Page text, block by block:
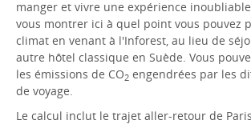
manger et vivre une expérience
vous montrer ici à quel point vous pouvez
climat en venant à l'Inforest, au lieu de
autre hôtel classique en Suède. Vous
les émissions de CO2 engendrées par les
de voyage.
Le calcul inclut le trajet aller-retour de